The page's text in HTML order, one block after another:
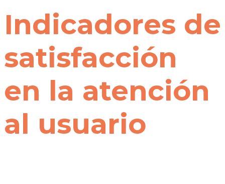
Indicadores de
satisfacción
en la atención
al usuario